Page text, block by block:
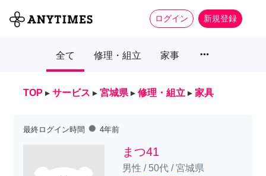
ログイン 新規登録
全て 修理・組立 家事 more_horiz
TOP ▸ サービス ▸ 宮城県 ▸ 修理・組立 ▸ 家具
最終ログイン時間 fiber_manual_record 4年前
まつ41
男性 / 50代/宮城県